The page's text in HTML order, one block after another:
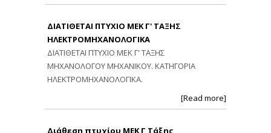
ΔΙΑΤΙΘΕΤΑΙ ΠΤΥΧΙΟ ΜΕΚ Γ' ΤΑΞΗΣ
ΗΛΕΚΤΡΟΜΗΧΑΝΟΛΟΓΙΚΑ
ΔΙΑΤΙΘΕΤΑΙ ΠΤΥΧΙΟ ΜΕΚ Γ' ΤΑΞΗΣ
ΜΗΧΑΝΟΛΟΓΟΥ ΜΗΧΑΝΙΚΟΥ. ΚΑΤΗΓΟΡΙΑ
ΗΛΕΚΤΡΟΜΗΧΑΝΟΛΟΓΙΚΑ.
[Read more]
Διάθεση πτυχίου ΜΕΚ Γ Τάξης